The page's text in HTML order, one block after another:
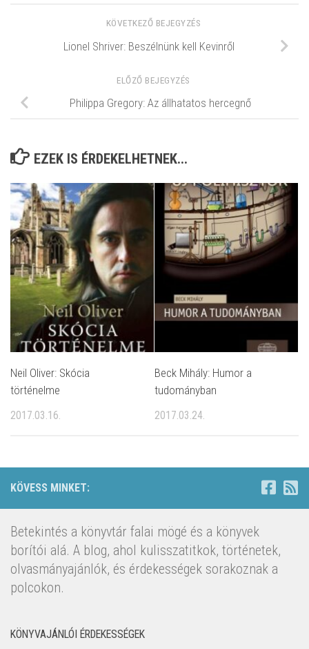
KÖVETKEZŐ BEJEGYZÉS
Lionel Shriver: Beszélnünk ​kell Kevinről
ELŐZŐ BEJEGYZÉS
Philippa Gregory: Az ​állhatatos hercegnő
EZEK IS ÉRDEKELHETNEK...
Neil Oliver: Skócia
történelme
2017.03.16.
Beck Mihály: Humor a
tudományban
2017.03.24.
KÖVESS MINKET:
Betekintés a könyvtár falai mögé és a könyvek
borítói alá. A blog, ahol kulisszatitkok, történetek,
olvasmányajánlók, és érdekességek sorakoznak a
polcokon.
KÖNYVAJÁNLÓI ÉRDEKESSÉGEK